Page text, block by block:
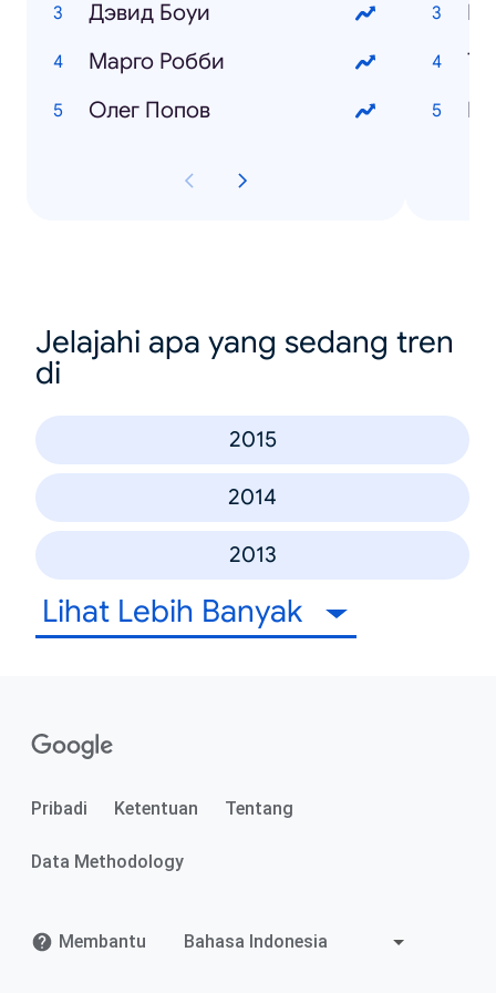
Дэвид Боуи
Марго Робби
Олег Попов
Jelajahi apa yang sedang tren
di
2015
2014
2013
Lihat Lebih Banyak
Pribadi Ketentuan Tentang
Data Methodology
Membantu